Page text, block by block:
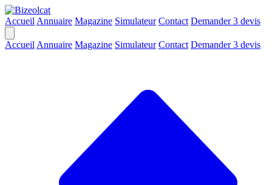
Accueil Annuaire Magazine Simulateur Contact Demander 3 devis
Accueil Annuaire Magazine Simulateur Contact Demander 3 devis